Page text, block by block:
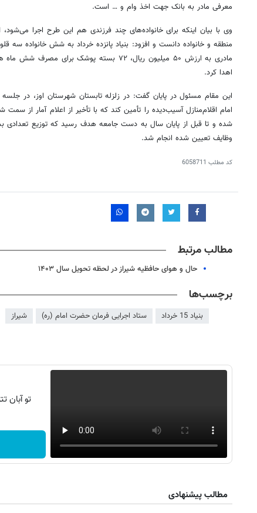
معرفی مادر به بانک جهت اخذ وام و … است.
وی با بیان اینکه برای خانواده‌های چند فرزندی هم این طرح اجرا
منطقه و خانواده دانست و افزود: بنیاد پانزده خرداد به شش خانواده
اهدا کرد.
این مقام مسئول در پایان گفت: در زلزله تابستان شهرستان اوز، در
امام اقلام‌منازل آسیب‌دیده را تأمین کند که با تأخیر از اعلام آمار از سمت
شده و تا قبل از پایان سال به دست جامعه هدف رسید که توزیع تعدادی
وظایف تعیین شده انجام شد.
کد مطلب 6058711
مطالب مرتبط
حال و هوای حافظیه شیراز در لحظه تحویل سال ۱۴۰۳
برچسب‌ها
بنیاد 15 خرداد ستاد اجرایی فرمان حضرت امام (ره) شیراز
تو آبان
مطالب پیشنهادی